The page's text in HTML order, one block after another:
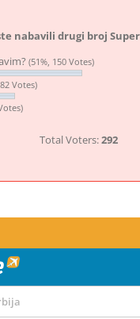
nabavili drugi broj
(51%, 150 Votes)
Votes)
Total Voters:292